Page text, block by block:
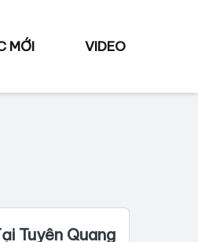
MỚI VIDEO
Tuyên Quang